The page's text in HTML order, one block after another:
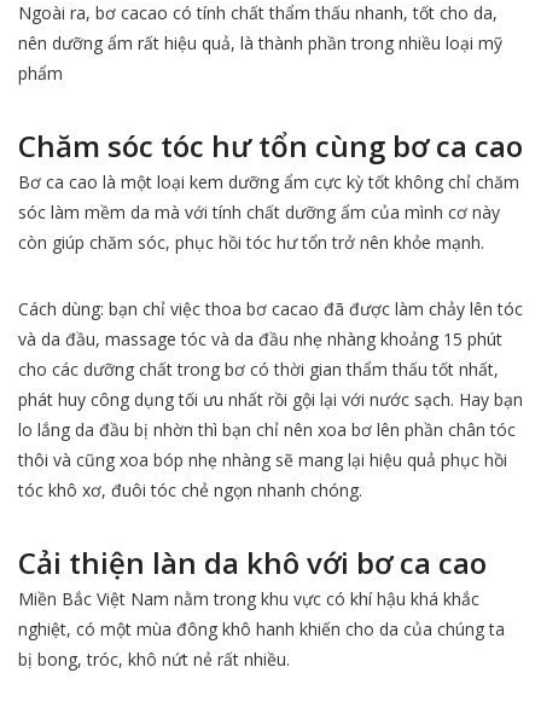
Ngoài ra, bơ cacao có tính chất thẩm thấu nhanh, tốt cho da,
nên dưỡng ẩm rất hiệu quả, là thành phần trong nhiều loại mỹ
phẩm
Chăm sóc tóc hư tổn cùng bơ ca cao
Bơ ca cao là một loại kem dưỡng ẩm cực kỳ tốt không chỉ chăm
sóc làm mềm da mà với tính chất dưỡng ẩm của mình cơ này
còn giúp chăm sóc, phục hồi tóc hư tổn trở nên khỏe mạnh.
Cách dùng: bạn chỉ việc thoa bơ cacao đã được làm chảy lên tóc
và da đầu, massage tóc và da đầu nhẹ nhàng khoảng 15 phút
cho các dưỡng chất trong bơ có thời gian thẩm thấu tốt nhất,
phát huy công dụng tối ưu nhất rồi gội lại với nước sạch. Hay bạn
lo lắng da đầu bị nhờn thì bạn chỉ nên xoa bơ lên phần chân tóc
thôi và cũng xoa bóp nhẹ nhàng sẽ mang lại hiệu quả phục hồi
tóc khô xơ, đuôi tóc chẻ ngọn nhanh chóng.
Cải thiện làn da khô với bơ ca cao
Miền Bắc Việt Nam nằm trong khu vực có khí hậu khá khắc
nghiệt, có một mùa đông khô hanh khiến cho da của chúng ta
bị bong, tróc, khô nứt nẻ rất nhiều.